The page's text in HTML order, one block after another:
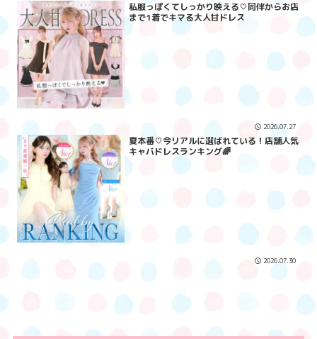
私服っぽくてしっかり映える♡同伴からお店
まで1着でキマる大人甘ドレス
2026.07.27
夏本番♡今リアルに選ばれている！店舗人気
キャバドレスランキング🌈
2026.07.30